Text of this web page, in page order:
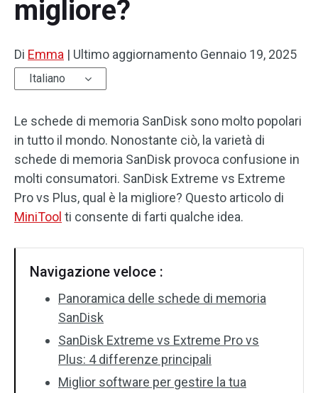
migliore?
Di Emma | Ultimo aggiornamento Gennaio 19, 2025
Italiano
Le schede di memoria SanDisk sono molto popolari
in tutto il mondo. Nonostante ciò, la varietà di
schede di memoria SanDisk provoca confusione in
molti consumatori. SanDisk Extreme vs Extreme
Pro vs Plus, qual è la migliore? Questo articolo di
MiniTool ti consente di farti qualche idea.
Navigazione veloce :
Panoramica delle schede di memoria
SanDisk
SanDisk Extreme vs Extreme Pro vs
Plus: 4 differenze principali
Miglior software per gestire la tua